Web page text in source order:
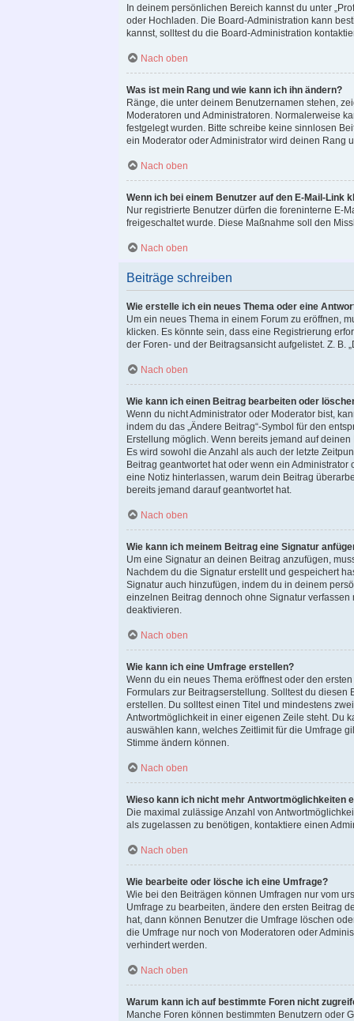
In deinem persönlichen Bereich kannst du unter
oder Hochladen. Die Board-Administration kann
kannst, solltest du die Board-Administration
Nach oben
Was ist mein Rang und wie kann ich ihn ändern?
Ränge, die unter deinem Benutzernamen stehen,
Moderatoren und Administratoren. Normalerweise
festgelegt wurden. Bitte schreibe keine sinnlosen
ein Moderator oder Administrator wird deinen Rang
Nach oben
Wenn ich bei einem Benutzer auf den E-Mail-Link
Nur registrierte Benutzer dürfen die foreninterne E-
freigeschaltet wurde. Diese Maßnahme soll den
Nach oben
Beiträge schreiben
Wie erstelle ich ein neues Thema oder eine
Um ein neues Thema in einem Forum zu eröffnen,
klicken. Es könnte sein, dass eine Registrierung
der Foren- und der Beitragsansicht aufgelistet. Z. B.
Nach oben
Wie kann ich einen Beitrag bearbeiten oder
Wenn du nicht Administrator oder Moderator bist,
indem du das „Ändere Beitrag“-Symbol für den
Erstellung möglich. Wenn bereits jemand auf
Es wird sowohl die Anzahl als auch der letzte
Beitrag geantwortet hat oder wenn ein
eine Notiz hinterlassen, warum dein Beitrag
bereits jemand darauf geantwortet hat.
Nach oben
Wie kann ich meinem Beitrag eine Signatur
Um eine Signatur an deinen Beitrag anzufügen,
Nachdem du die Signatur erstellt und gespeichert
Signatur auch hinzufügen, indem du in deinem
einzelnen Beitrag dennoch ohne Signatur
deaktivieren.
Nach oben
Wie kann ich eine Umfrage erstellen?
Wenn du ein neues Thema eröffnest oder den
Formulars zur Beitragserstellung. Solltest du
erstellen. Du solltest einen Titel und mindestens
Antwortmöglichkeit in einer eigenen Zeile steht. Du
auswählen kann, welches Zeitlimit für die Umfrage
Stimme ändern können.
Nach oben
Wieso kann ich nicht mehr Antwortmöglichkeiten
Die maximal zulässige Anzahl von
als zugelassen zu benötigen, kontaktiere einen
Nach oben
Wie bearbeite oder lösche ich eine Umfrage?
Wie bei den Beiträgen können Umfragen nur vom
Umfrage zu bearbeiten, ändere den ersten Beitrag
hat, dann können Benutzer die Umfrage löschen
die Umfrage nur noch von Moderatoren oder
verhindert werden.
Nach oben
Warum kann ich auf bestimmte Foren nicht
Manche Foren können bestimmten Benutzern oder